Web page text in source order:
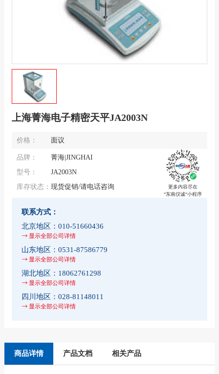
上海菁海电子精密天平JA2003N
价格： 面议
更多内容尽在
“东南仪诚“小程序
品牌：
菁海|JINGHAI
型号：
JA2003N
库存状态： 现货促销/请电话咨询
联系方式：
北京地区： 010-51660436
显示全部公司详情
山东地区： 0531-87586779
显示全部公司详情
湖北地区： 18062761298
显示全部公司详情
四川地区： 028-81148011
显示全部公司详情
商品详情 产品文档 相关产品